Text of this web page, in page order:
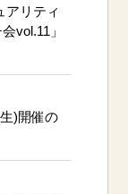
アリティ
vol.11」
)開催の